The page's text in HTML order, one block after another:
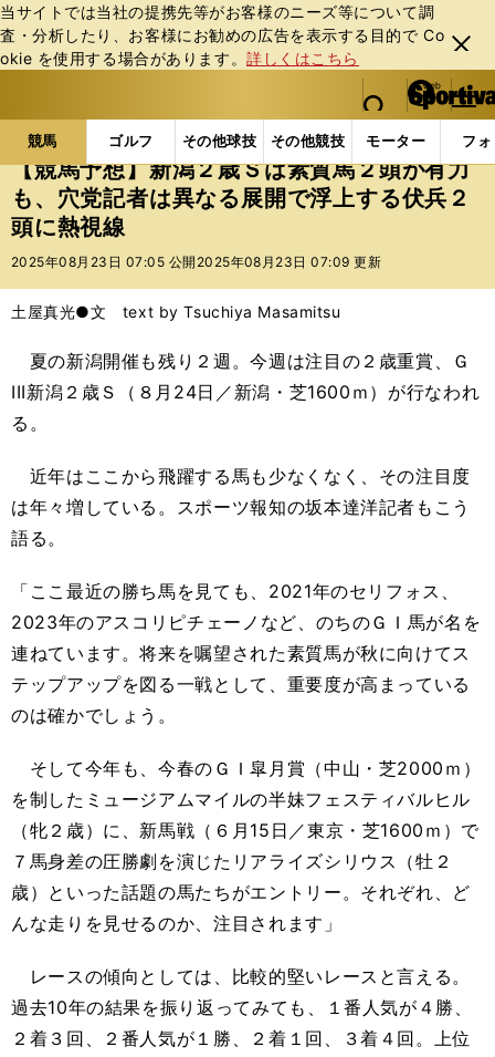
当サイトでは当社の提携先等がお客様のニーズ等について調
査・分析したり、お客様にお勧めの広告を表⽰する⽬的で Co
okie を使⽤する場合があります。詳しくはこちら
閉じ
る
web Sportiva (webスポルティーバ)
検索
マイペ
ー
ジ
メニュ
競馬 ゴルフ その他球技 その他競技 モーター フ
b
ス
ポ
ル
テ
ー
バ
競馬の記事一覧 競馬 【競馬予想】新潟２歳Ｓは素
【競馬予想】新潟２歳Ｓは素質馬２頭が有力
も、穴党記者は異なる展開で浮上する伏兵２
頭に熱視線
2025年08月23日 07:05 公開 2025年08月23日 07:09 更新
土屋真光●文 text by Tsuchiya Masamitsu
夏の新潟開催も残り２週。今週は注目の２歳重賞、Ｇ
III新潟２歳Ｓ（８月24日／新潟・芝1600ｍ）が行なわれ
る。
近年はここから飛躍する馬も少なくなく、その注目度
は年々増している。スポーツ報知の坂本達洋記者もこう
語る。
「ここ最近の勝ち馬を見ても、2021年のセリフォス、
2023年のアスコリピチェーノなど、のちのＧＩ馬が名を
連ねています。将来を嘱望された素質馬が秋に向けてス
テップアップを図る一戦として、重要度が高まっている
のは確かでしょう。
そして今年も、今春のＧＩ皐月賞（中山・芝2000ｍ）
を制したミュージアムマイルの半妹フェスティバルヒル
（牝２歳）に、新馬戦（６月15日／東京・芝1600ｍ）で
７馬身差の圧勝劇を演じたリアライズシリウス（牡２
歳）といった話題の馬たちがエントリー。それぞれ、ど
んな走りを見せるのか、注目されます」
レースの傾向としては、比較的堅いレースと言える。
過去10年の結果を振り返ってみても、１番人気が４勝、
２着３回、２番人気が１勝、２着１回、３着４回。上位